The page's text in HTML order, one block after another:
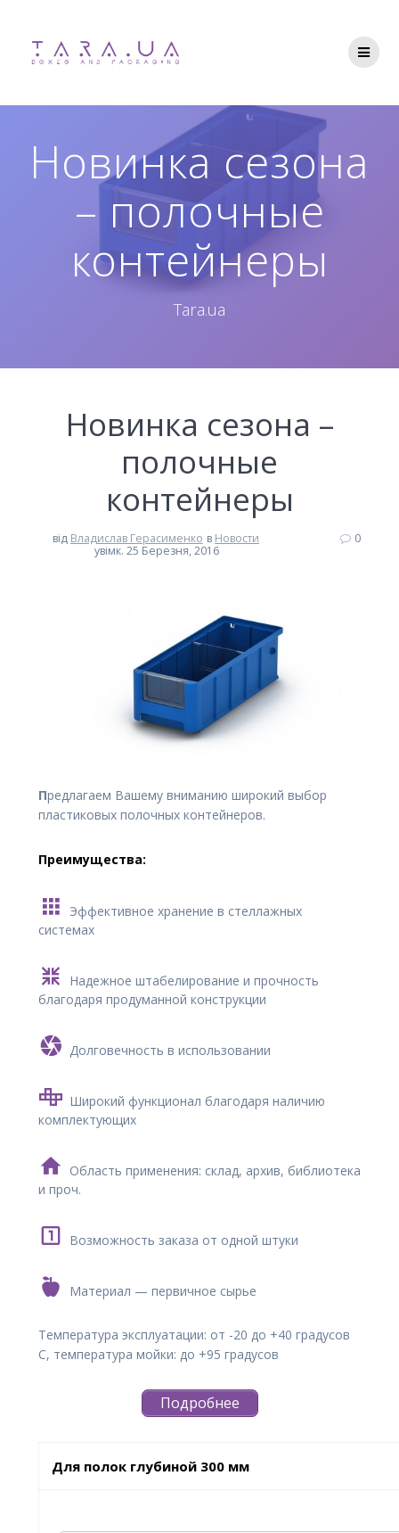
Новинка сезона
– полочные
контейнеры
Tara.ua
Новинка сезона –
полочные
контейнеры
від Владислав Герасименко в Новости
увімк. 25 Березня, 2016
0
Предлагаем Вашему вниманию широкий выбор
пластиковых полочных контейнеров.
Преимущества:
Эффективное хранение в стеллажных
системах
Надежное штабелирование и прочность
благодаря продуманной конструкции
Долговечность в использовании
Широкий функционал благодаря наличию
комплектующих
Область применения: склад, архив, библиотека
и проч.
Возможность заказа от одной штуки
Материал — первичное сырье
Температура эксплуатации: от -20 до +40 градусов
С, температура мойки: до +95 градусов
Подробнее
Для полок глубиной 300 мм